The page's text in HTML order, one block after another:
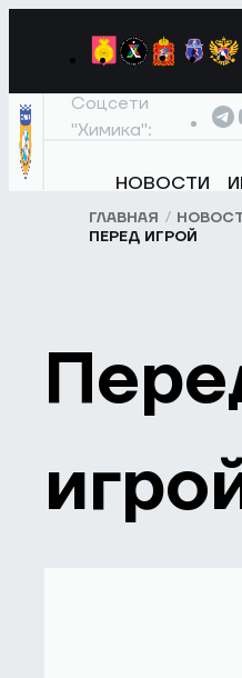
Соцсети
"Химика":
НОВОСТИ
ГЛАВНАЯ
ПЕРЕД ИГРОЙ